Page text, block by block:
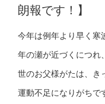
朗報です！】
今年は例年より早く寒
年の瀬が近づくにつれ
世のお父様がたは、き
運動不足になりがちで